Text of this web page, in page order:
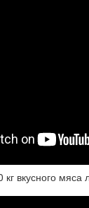
кг вкусного